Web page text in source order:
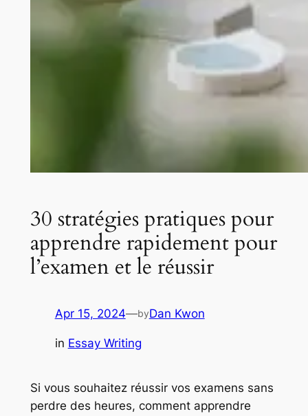
30 stratégies pratiques pour
apprendre rapidement pour
l’examen et le réussir
Apr 15, 2024—byDan Kwon
in Essay Writing
Si vous souhaitez réussir vos examens sans
perdre des heures, comment apprendre